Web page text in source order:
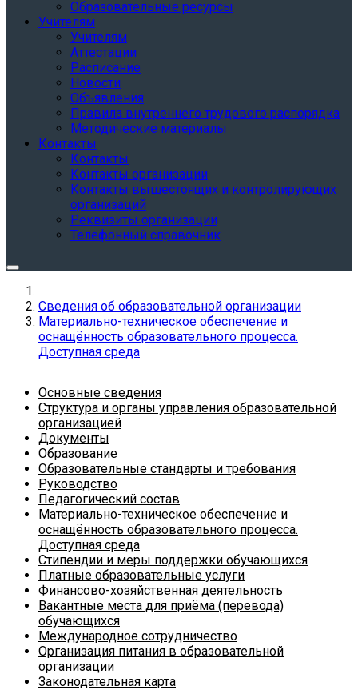
Образовательные ресурсы
Учителям
Учителям
Аттестации
Расписание
Новости
Объявления
Правила внутреннего трудового распорядка
Методические материалы
Контакты
Контакты
Контакты организации
Контакты вышестоящих и контролирующих
организаций
Реквизиты организации
Телефонный справочник
Сведения об образовательной организации
Материально-техническое обеспечение и
оснащённость образовательного процесса.
Доступная среда
Основные сведения
Структура и органы управления образовательной
организацией
Документы
Образование
Образовательные стандарты и требования
Руководство
Педагогический состав
Материально-техническое обеспечение и
оснащённость образовательного процесса.
Доступная среда
Стипендии и меры поддержки обучающихся
Платные образовательные услуги
Финансово-хозяйственная деятельность
Вакантные места для приёма (перевода)
обучающихся
Международное сотрудничество
Организация питания в образовательной
организации
Законодательная карта